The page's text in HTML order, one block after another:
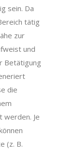
sein. Da
tätig
zur
und
Betätigung
die
werden. Je
(z. B.